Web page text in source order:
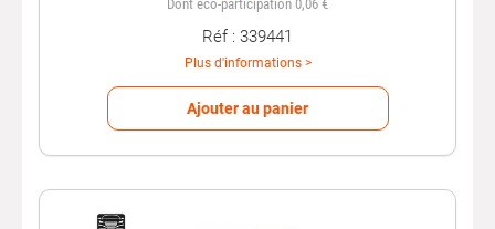
Dont éco-participation 0,06 €
Réf : 339441
Plus d'informations >
Ajouter au panier